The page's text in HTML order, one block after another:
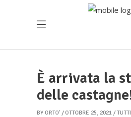
È arrivata la
delle
BY ORTO' OTTOBRE 25, 2021